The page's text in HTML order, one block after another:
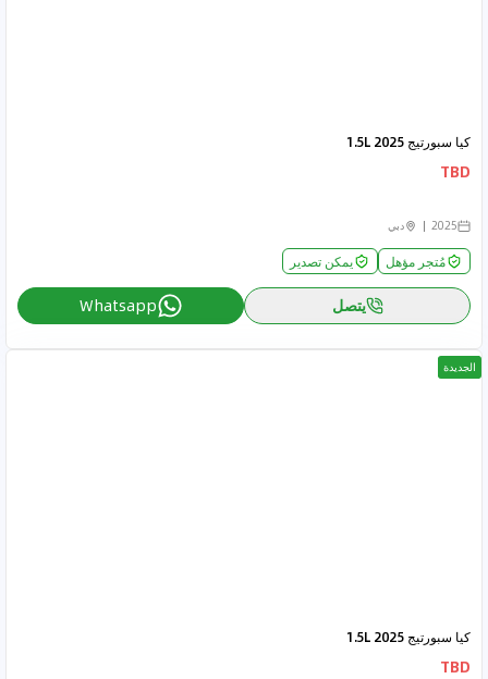
كيا سبورتيج 2025 1.5L
TBD
2025 دبي
مُتجر مؤهل يمكن تصدير
يتصل Whatsapp
الجديدة
كيا سبورتيج 2025 1.5L
TBD